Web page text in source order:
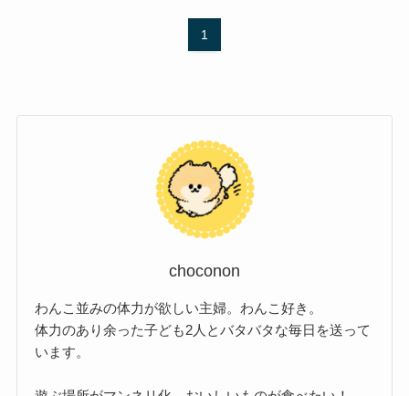
1
choconon
わんこ並みの体力が欲しい主婦。わんこ好き。
体力のあり余った子ども2人とバタバタな毎日を送って
います。